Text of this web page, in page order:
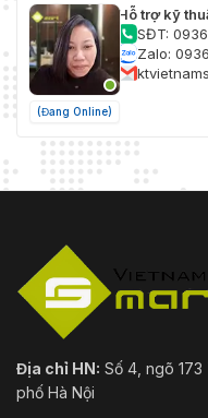
(Đang Online)
Hỗ trợ kỹ
SĐT:
Zalo:
Địa chỉ HN: Số 4, ngõ 173
phố Hà Nội